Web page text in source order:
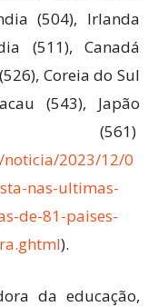
(504), Irlanda
(511), Canadá
Coreia do Sul
(543), Japão
(561)
2023/12/0
nas-ultimas-
de-81-paises-
).
da educação,